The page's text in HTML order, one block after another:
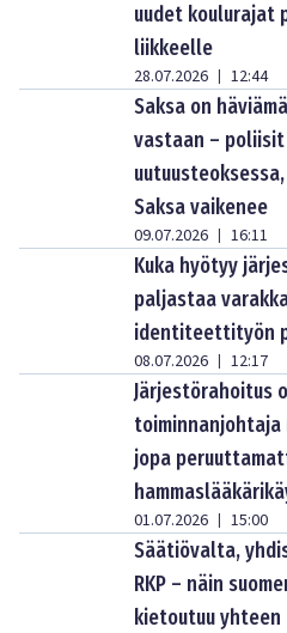
uudet koulurajat
liikkeelle
28.07.2026 | 12:44
Saksa on
vastaan –
Saksa vaikenee
09.07.2026 | 16:11
Kuka hyötyy
paljastaa
identiteettityön
08.07.2026 | 12:17
Järjestörahoitus
jopa
01.07.2026 | 15:00
Säätiövalta,
RKP – näin
kietoutuu yhteen